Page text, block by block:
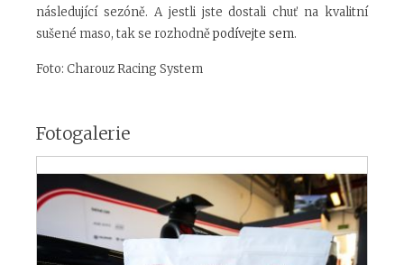
následující sezóně. A jestli jste dostali chuť na kvalitní
sušené maso, tak se rozhodněpodívejte sem.
Foto: Charouz Racing System
Fotogalerie